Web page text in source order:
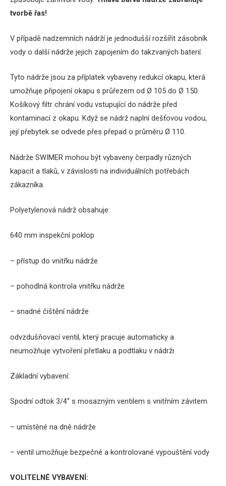
tvorbě řas!
V případě nadzemních nádrží je jednodušší rozšířit zásobník
vody o další nádrže jejich zapojením do takzvaných baterií.
Tyto nádrže jsou za příplatek vybaveny redukcí okapu, která
umožňuje připojení okapu s průřezem od Ø 105 do Ø 150.
Košíkový filtr chrání vodu vstupující do nádrže před
kontaminací z okapu. Když se nádrž naplní dešťovou vodou,
její přebytek se odvede přes přepad o průměru Ø 110.
Nádrže SWIMER mohou být vybaveny čerpadly různých
kapacit a tlaků, v závislosti na individuálních potřebách
zákazníka.
Polyetylenová nádrž obsahuje:
640 mm inspekční poklop
– přístup do vnitřku nádrže
– pohodlná kontrola vnitřku nádrže
– snadné čištění nádrže
odvzdušňovací ventil, který pracuje automaticky a
neumožňuje vytvoření přetlaku a podtlaku v nádrži
Základní vybavení:
Spodní odtok 3/4“ s mosazným ventilem s vnitřním závitem
– umístěné na dně nádrže
– ventil umožňuje bezpečné a kontrolované vypouštění vody
VOLITELNÉ VYBAVENÍ: